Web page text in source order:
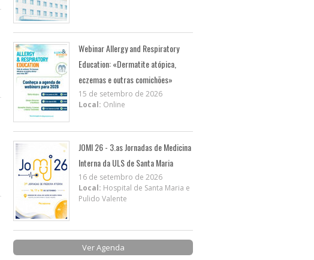
Webinar Allergy and Respiratory
Education: «Dermatite atópica,
eczemas e outras comichões»
15 de setembro de 2026
Local: Online
JOMI 26 - 3.as Jornadas de Medicina
Interna da ULS de Santa Maria
16 de setembro de 2026
Local: Hospital de Santa Maria e
Pulido Valente
Ver Agenda